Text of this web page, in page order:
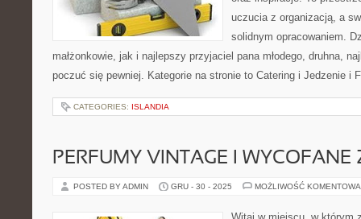
uczucia z organizacją, a
solidnym opracowaniem.
małżonkowie, jak i najlepszy przyjaciel pana młodego, druhna,
poczuć się pewniej. Kategorie na stronie to Catering i Jedzenie i
CATEGORIES: ISLANDIA
PERFUMY VINTAGE I WYCOFANE
POSTED BY ADMIN GRU - 30 - 2025 MOŻLIWOŚĆ